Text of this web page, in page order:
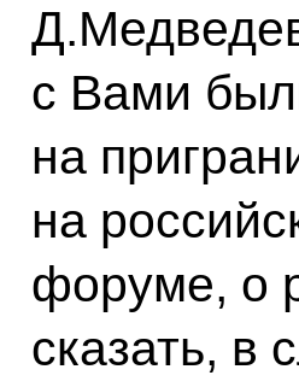
с Вами
на
на
форуме, о
сказать, в